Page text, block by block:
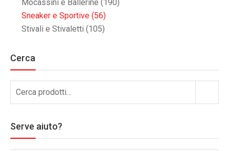
Mocassini e Ballerine (190)
Sneaker e Sportive (56)
Stivali e Stivaletti (105)
Cerca
Serve aiuto?